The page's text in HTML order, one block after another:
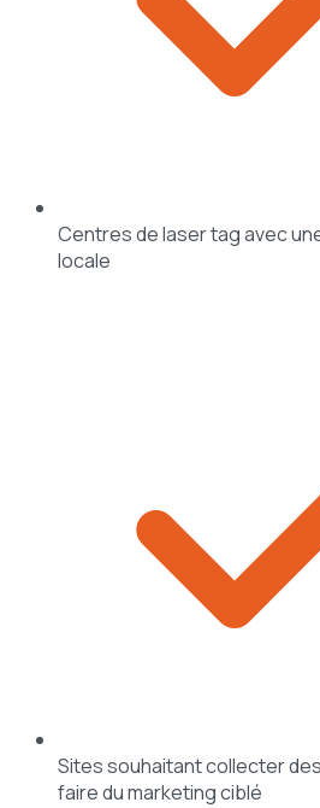
Centres de laser tag avec
locale
Sites souhaitant collecter
faire du marketing ciblé